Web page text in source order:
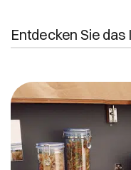
Entdecken Sie das